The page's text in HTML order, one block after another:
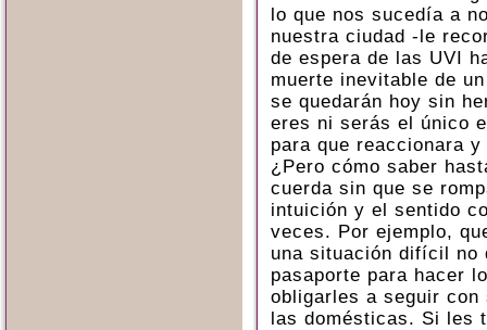
lo que nos sucedía a
nuestra ciudad -le
de espera de las UVI
muerte inevitable de
se quedarán hoy sin
eres ni serás el único
para que reaccionara
¿Pero cómo saber
cuerda sin que se
intuición y el sentido
veces. Por ejemplo,
una situación difícil no
pasaporte para hacer
obligarles a seguir
las domésticas. Si les